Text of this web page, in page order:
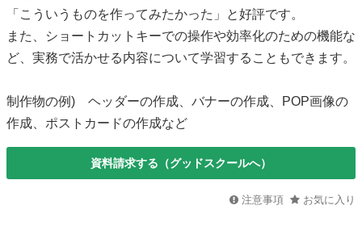
「こういうものを作ってみたかった」と好評です。
また、ショートカットキーでの操作や効率化のための機能な
ど、実務で活かせる内容について学習することもできます。
制作物の例) ヘッダーの作成、バナーの作成、POP画像の
作成、ポストカードの作成など
資料請求する（グッドスクールへ）
注意事項 お気に入り